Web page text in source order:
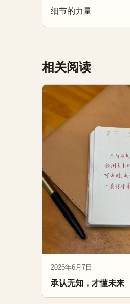
细节的力量
相关阅读
2026年6月7日
承认无知，才懂未来